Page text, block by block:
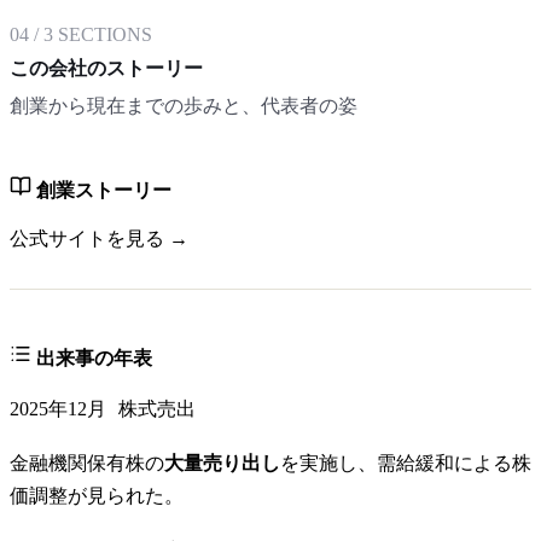
04 /3 SECTIONS
この会社のストーリー
創業から現在までの歩みと、代表者の姿
創業ストーリー
公式サイトを見る →
出来事の年表
2025年12月 株式売出
金融機関保有株の大量売り出し を実施し、需給緩和による株
価調整が見られた。